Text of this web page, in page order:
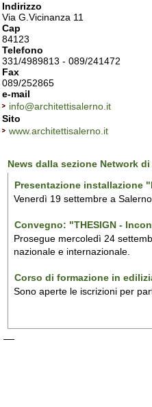
Indirizzo
Via G.Vicinanza 11
Cap
84123
Telefono
331/4989813 - 089/241472
Fax
089/252865
e-mail
info@architettisalerno.it
Sito
www.architettisalerno.it
News dalla sezione Network di
Presentazione installazione
Venerdì 19 settembre a
Convegno: "THESIGN -
Prosegue mercoledì 24
nazionale e internazionale.
Corso di formazione in
Sono aperte le iscrizioni per